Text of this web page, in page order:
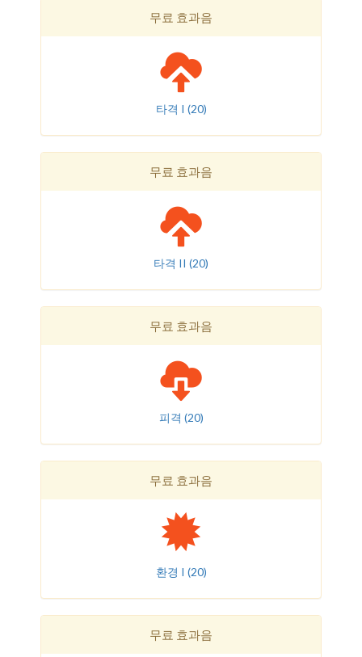
무료 효과음
타격 I (20)
무료 효과음
타격 II (20)
무료 효과음
피격 (20)
무료 효과음
환경 I (20)
무료 효과음